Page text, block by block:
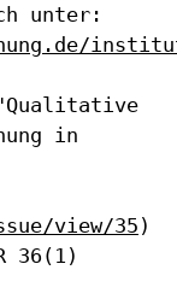
unter:
"Qualitative
in
view/35 )
36(1)